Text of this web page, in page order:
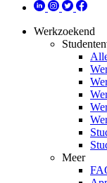
Werkzoekend
Meer